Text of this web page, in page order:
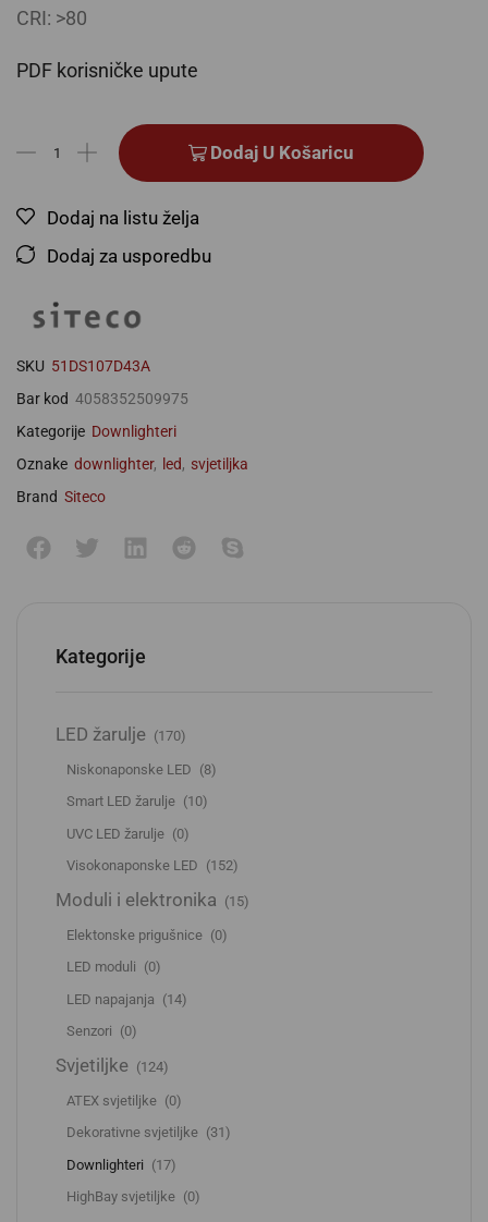
CRI: >80
PDF korisničke upute
Dodaj U Košaricu
Dodaj na listu želja
Dodaj za usporedbu
SKU 51DS107D43A
Bar kod 4058352509975
Kategorije Downlighteri
Oznake downlighter, led, svjetiljka
Brand Siteco
Kategorije
LED žarulje (170)
Niskonaponske LED (8)
Smart LED žarulje (10)
UVC LED žarulje (0)
Visokonaponske LED (152)
Moduli i elektronika (15)
Elektonske prigušnice (0)
LED moduli (0)
LED napajanja (14)
Senzori (0)
Svjetiljke (124)
ATEX svjetiljke (0)
Dekorativne svjetiljke (31)
Downlighteri (17)
HighBay svjetiljke (0)